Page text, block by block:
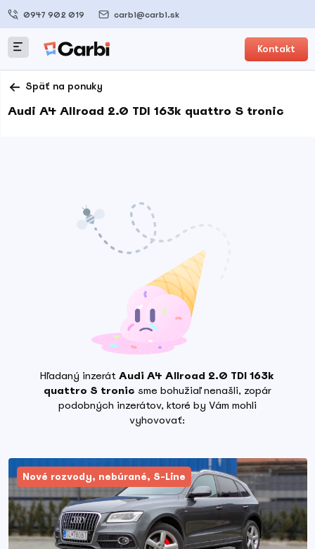
0947 902 019 carbi@carbi.sk
Kontakt
Späť na ponuky
Audi A4 Allroad 2.0 TDI 163k quattro S tronic
Hľadaný inzerát Audi A4 Allroad 2.0 TDI 163k
quattro S tronic sme bohužiaľ nenašli, zopár
podobných inzerátov, ktoré by Vám mohli
vyhovovať:
Nové rozvody, nebúrané, S-Line